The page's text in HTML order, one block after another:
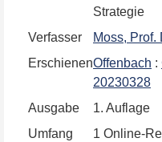
Strategie
Verfasser
Moss, Prof.
ErschienenOffenbach :
20230328
Ausgabe
1. Auflage
Umfang
1 Online-